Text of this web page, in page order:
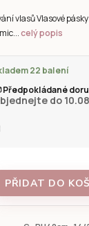
vlasů Vlasové
celý popis
22 balení
Předpokládané
do
PŘIDAT DO